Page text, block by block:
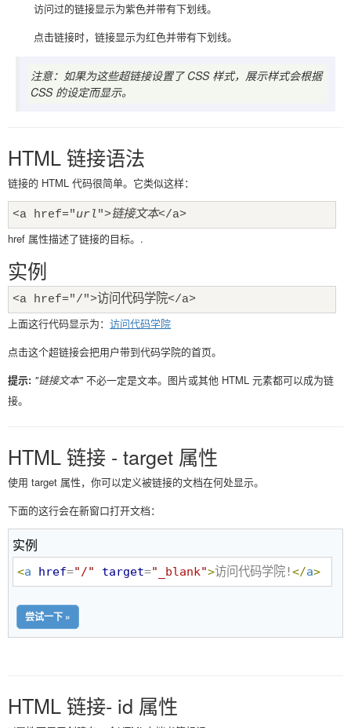
访问过的链接显示为紫色并带有下划线。
点击链接时，链接显示为红色并带有下划线。
注意：如果为这些超链接设置了 CSS 样式，展示样式会根据
CSS 的设定而显示。
HTML 链接语法
链接的 HTML 代码很简单。它类似这样：
<a href="url">链接文本</a>
href 属性描述了链接的目标。.
实例
<a href="/">访问代码学院</a>
上面这行代码显示为： 访问代码学院
点击这个超链接会把用户带到代码学院的首页。
提示: "链接文本"不必一定是文本。图片或其他 HTML 元素都可以成为链
接。
HTML 链接 - target 属性
使用 target 属性，你可以定义被链接的文档在何处显示。
下面的这行会在新窗口打开文档：
实例
<a href="/" target=" _blank">访问代码学院!</a>
尝试一下 »
HTML 链接- id 属性